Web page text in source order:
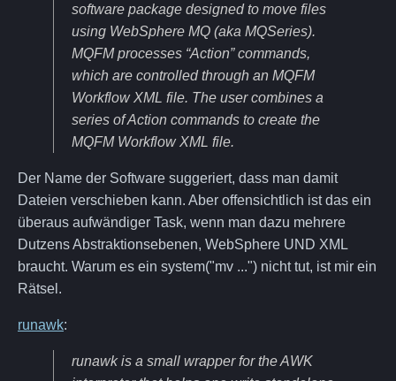
software package designed to move files
using WebSphere MQ (aka MQSeries).
MQFM processes “Action” commands,
which are controlled through an MQFM
Workflow XML file. The user combines a
series of Action commands to create the
MQFM Workflow XML file.
Der Name der Software suggeriert, dass man damit
Dateien verschieben kann. Aber offensichtlich ist das ein
überaus aufwändiger Task, wenn man dazu mehrere
Dutzens Abstraktionsebenen, WebSphere UND XML
braucht. Warum es ein system("mv ...") nicht tut, ist mir ein
Rätsel.
runawk:
runawk is a small wrapper for the AWK